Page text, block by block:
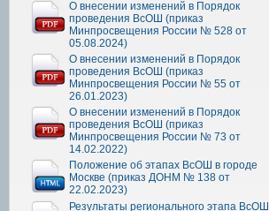
О внесении изменений в Порядок
проведения ВсОШ (приказ
Минпросвещения России № 528 от
05.08.2024)
О внесении изменений в Порядок
проведения ВсОШ (приказ
Минпросвещения России № 55 от
26.01.2023)
О внесении изменений в Порядок
проведения ВсОШ (приказ
Минпросвещения России № 73 от
14.02.2022)
Положение об этапах ВсОШ в городе
Москве (приказ ДОНМ № 138 от
22.02.2023)
Результаты регионального этапа ВсОШ